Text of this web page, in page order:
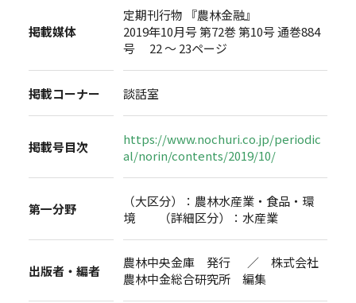
掲載媒体
定期刊行物 『農林金融』
2019年10月号 第72巻 第10号 通巻884
号 22 ～ 23ページ
掲載コーナー 談話室
掲載号目次
https://www.nochuri.co.jp/periodic
al/norin/contents/2019/10/
第一分野
（大区分）：農林水産業・食品・環
境 （詳細区分）：水産業
出版者・編者
農林中央金庫 発行 ／ 株式会社
農林中金総合研究所 編集